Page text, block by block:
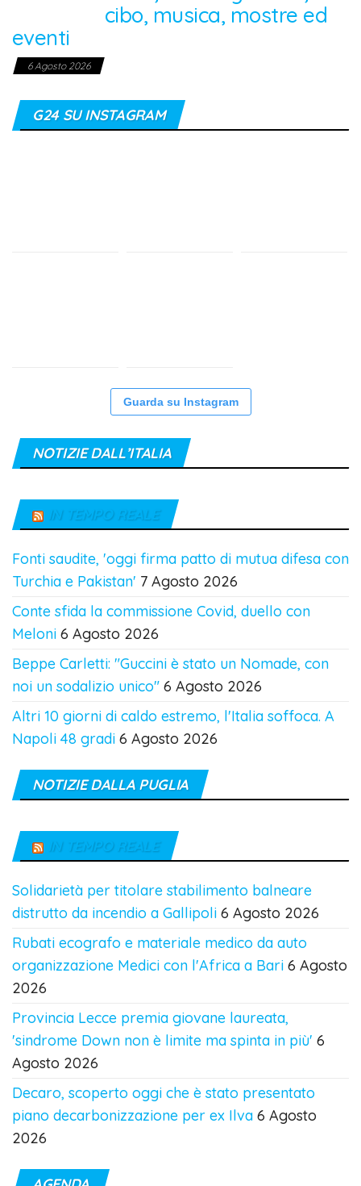
cibo, musica, mostre ed
eventi
6 Agosto 2026
G24 SU INSTAGRAM
Guarda su Instagram
NOTIZIE DALL’ITALIA
IN TEMPO REALE
Fonti saudite, 'oggi firma patto di mutua difesa con
Turchia e Pakistan' 7 Agosto 2026
Conte sfida la commissione Covid, duello con
Meloni 6 Agosto 2026
Beppe Carletti: "Guccini è stato un Nomade, con
noi un sodalizio unico" 6 Agosto 2026
Altri 10 giorni di caldo estremo, l'Italia soffoca. A
Napoli 48 gradi 6 Agosto 2026
NOTIZIE DALLA PUGLIA
IN TEMPO REALE
Solidarietà per titolare stabilimento balneare
distrutto da incendio a Gallipoli 6 Agosto 2026
Rubati ecografo e materiale medico da auto
organizzazione Medici con l'Africa a Bari 6 Agosto
2026
Provincia Lecce premia giovane laureata,
'sindrome Down non è limite ma spinta in più' 6
Agosto 2026
Decaro, scoperto oggi che è stato presentato
piano decarbonizzazione per ex Ilva 6 Agosto
2026